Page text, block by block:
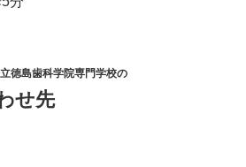
徳島歯科学院専門学校の
せ先